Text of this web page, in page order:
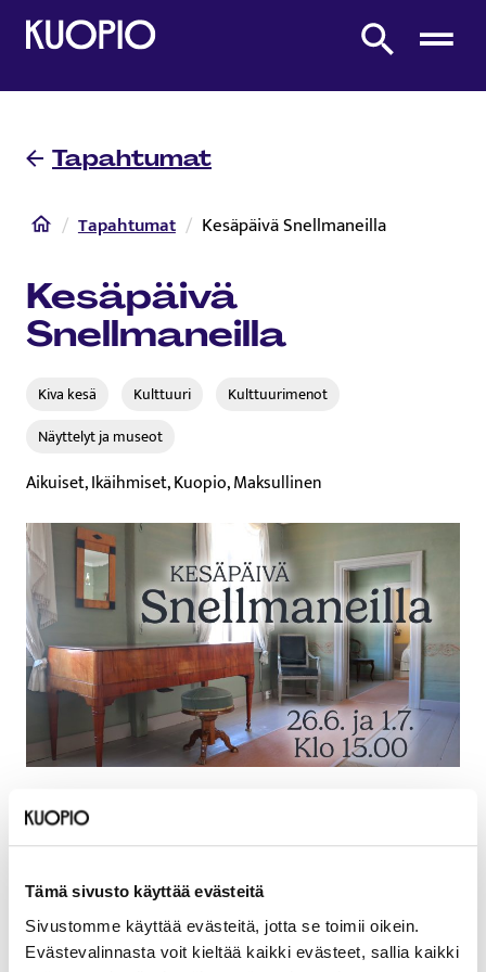
Tämä sivusto käyttää evästeitä
Sivustomme käyttää evästeitä, jotta se toimii oikein.
Evästevalinnasta voit kieltää kaikki evästeet, sallia kaikki
Etusivulle
Etsi sivustolta
Tapahtumat
Etusivu
Tapahtumat Kesäpäivä Snellmaneilla
Kesäpäivä
Snellmaneilla
Kiva kesä Kulttuuri
Kulttuurimenot
Näyttelyt ja museot
Aikuiset, Ikäihmiset, Kuopio, Maksullinen
Päivämäärät
26.6.2026–1.7.2026
Sijainti
J. V. Snellmanin kotimuseo, Snellmaninkatu 19, 70100